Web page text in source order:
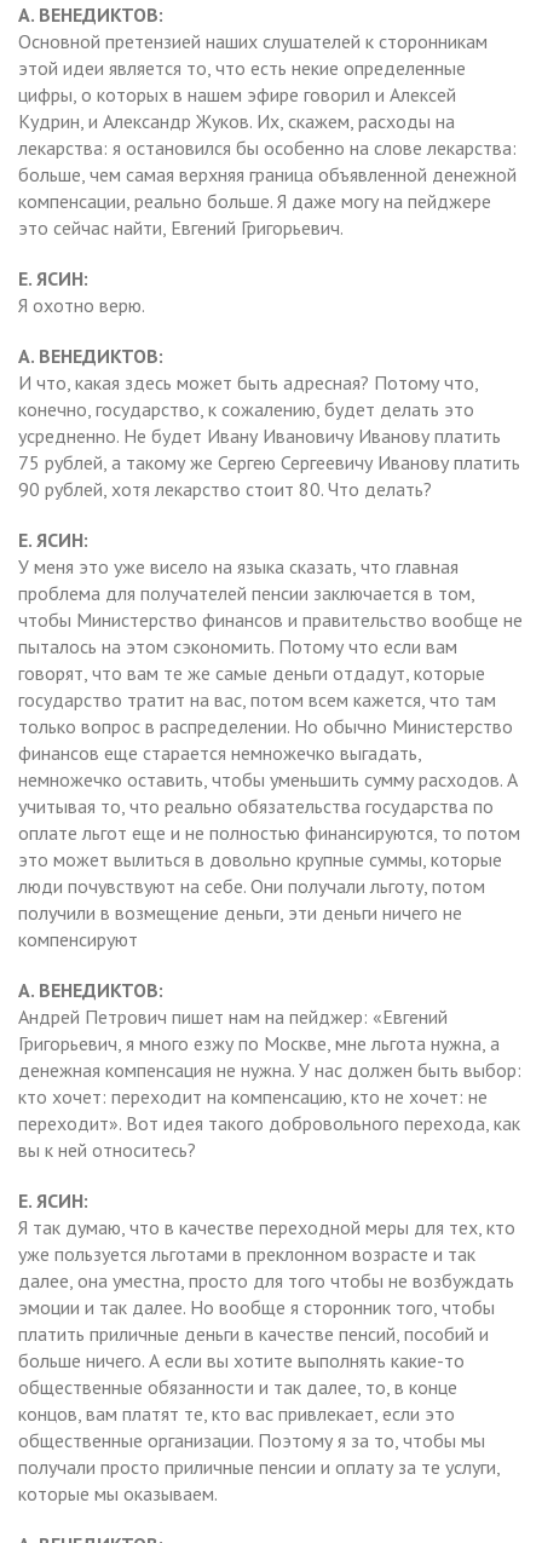
А. ВЕНЕДИКТОВ:
Основной претензией наших слушателей к сторонникам
этой идеи является то, что есть некие определенные
цифры, о которых в нашем эфире говорил и Алексей
Кудрин, и Александр Жуков. Их, скажем, расходы на
лекарства: я остановился бы особенно на слове лекарства:
больше, чем самая верхняя граница объявленной денежной
компенсации, реально больше. Я даже могу на пейджере
это сейчас найти, Евгений Григорьевич.
Е. ЯСИН:
Я охотно верю.
А. ВЕНЕДИКТОВ:
И что, какая здесь может быть адресная? Потому что,
конечно, государство, к сожалению, будет делать это
усредненно. Не будет Ивану Ивановичу Иванову платить
75 рублей, а такому же Сергею Сергеевичу Иванову платить
90 рублей, хотя лекарство стоит 80. Что делать?
Е. ЯСИН:
У меня это уже висело на языка сказать, что главная
проблема для получателей пенсии заключается в том,
чтобы Министерство финансов и правительство вообще не
пыталось на этом сэкономить. Потому что если вам
говорят, что вам те же самые деньги отдадут, которые
государство тратит на вас, потом всем кажется, что там
только вопрос в распределении. Но обычно Министерство
финансов еще старается немножечко выгадать,
немножечко оставить, чтобы уменьшить сумму расходов. А
учитывая то, что реально обязательства государства по
оплате льгот еще и не полностью финансируются, то потом
это может вылиться в довольно крупные суммы, которые
люди почувствуют на себе. Они получали льготу, потом
получили в возмещение деньги, эти деньги ничего не
компенсируют
А. ВЕНЕДИКТОВ:
Андрей Петрович пишет нам на пейджер: «Евгений
Григорьевич, я много езжу по Москве, мне льгота нужна, а
денежная компенсация не нужна. У нас должен быть выбор:
кто хочет: переходит на компенсацию, кто не хочет: не
переходит». Вот идея такого добровольного перехода, как
вы к ней относитесь?
Е. ЯСИН:
Я так думаю, что в качестве переходной меры для тех, кто
уже пользуется льготами в преклонном возрасте и так
далее, она уместна, просто для того чтобы не возбуждать
эмоции и так далее. Но вообще я сторонник того, чтобы
платить приличные деньги в качестве пенсий, пособий и
больше ничего. А если вы хотите выполнять какие-то
общественные обязанности и так далее, то, в конце
концов, вам платят те, кто вас привлекает, если это
общественные организации. Поэтому я за то, чтобы мы
получали просто приличные пенсии и оплату за те услуги,
которые мы оказываем.